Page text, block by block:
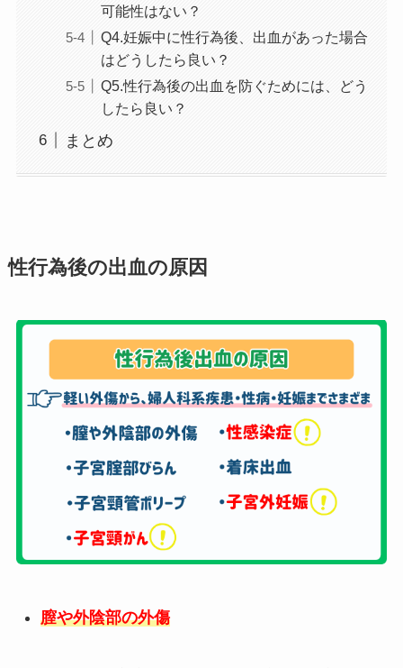
可能性はない？
Q4.妊娠中に性行為後、出血があった場合
はどうしたら良い？
Q5.性行為後の出血を防ぐためには、どう
したら良い？
まとめ
性行為後の出血の原因
膣や外陰部の外傷